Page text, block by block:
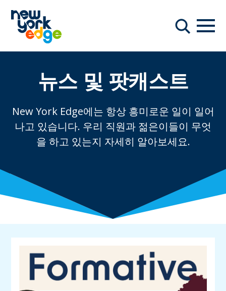
찾다
항해
뉴스 및 팟캐스트
New York Edge에는 항상 흥미로운 일이 일어
나고 있습니다. 우리 직원과 젊은이들이 무엇
을 하고 있는지 자세히 알아보세요.